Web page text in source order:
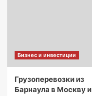
Бизнес и инвестиции
Грузоперевозки из
Барнаула в Москву и